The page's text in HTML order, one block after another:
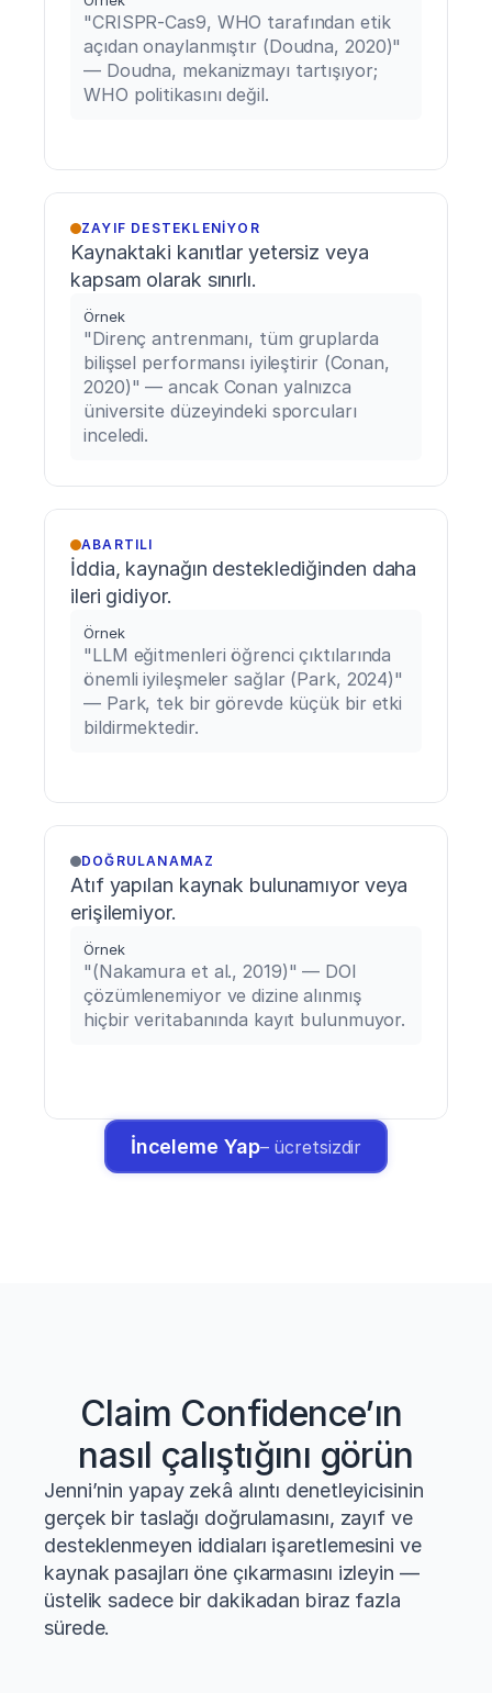
"CRISPR-Cas9, WHO tarafından etik
açıdan onaylanmıştır (Doudna, 2020)"
— Doudna, mekanizmayı tartışıyor;
WHO politikasını değil.
ZAYIF DESTEKLENIYOR
Kaynaktaki kanıtlar yetersiz veya
kapsam olarak sınırlı.
Örnek
"Direnç antrenmanı, tüm gruplarda
bilişsel performansı iyileştirir (Conan,
2020)" — ancak Conan yalnızca
üniversite düzeyindeki sporcuları
inceledi.
ABARTILI
İddia, kaynağın desteklediğinden daha
ileri gidiyor.
Örnek
"LLM eğitmenleri öğrenci çıktılarında
önemli iyileşmeler sağlar (Park, 2024)"
— Park, tek bir görevde küçük bir etki
bildirmektedir.
DOĞRULANAMAZ
Atıf yapılan kaynak bulunamıyor veya
erişilemiyor.
Örnek
"(Nakamura et al., 2019)" — DOI
çözümlenemiyor ve dizine alınmış
hiçbir veritabanında kayıt bulunmuyor.
İnceleme Yap– ücretsizdir
Claim Confidence’ın
nasıl çalıştığını görün
Jenni’nin yapay zekâ alıntı denetleyicisinin
gerçek bir taslağı doğrulamasını, zayıf ve
desteklenmeyen iddiaları işaretlemesini ve
kaynak pasajları öne çıkarmasını izleyin —
üstelik sadece bir dakikadan biraz fazla
sürede.